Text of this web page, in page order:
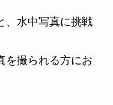
、水中写真に挑戦
を撮られる方にお